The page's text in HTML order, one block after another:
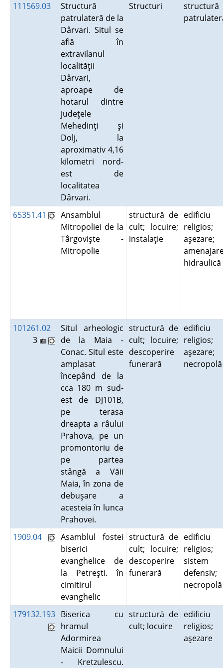
111569.03
Structură
patrulateră de la
Dârvari. Situl se
află în
extravilanul
localităţii
Dârvari,
aproape de
hotarul dintre
judeţele
Mehedinţi şi
Dolj, la
aproximativ 4,16
kilometri nord-
est de
localitatea
Dârvari.
Structuri
structură
65351.41
Ansamblul
Mitropoliei de la
Târgovişte -
Mitropolie
structură de
cult; locuire;
instalaţie
edificiu
religios;
aşezare;
101261.02
3
Situl arheologic
de la Maia -
Conac. Situl este
amplasat
începând de la
cca 180 m sud-
est de DJ101B,
pe terasa
dreapta a râului
Prahova, pe un
promontoriu de
pe partea
stângă a Văii
Maia, în zona de
debuşare a
acesteia în lunca
Prahovei.
structură de
cult; locuire;
descoperire
funerară
edificiu
religios;
aşezare;
1909.04
Asamblul fostei
biserici
evanghelice de
la Petreşti. în
cimitirul
evanghelic
structură de
cult; locuire;
descoperire
funerară
edificiu
religios;
sistem
defensiv;
179132.193 Biserica cu
hramul
Adormirea
Maicii Domnului
- Kretzulescu.
structură de
cult; locuire
edificiu
religios;
aşezare